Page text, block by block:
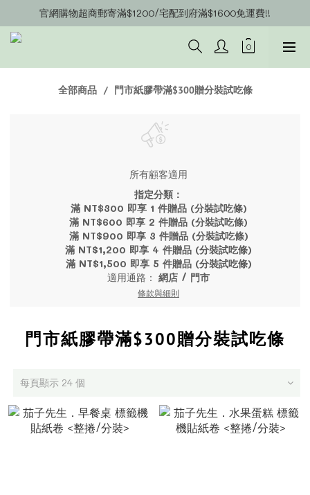
官網會員募集中~立即註冊即可獲得購物金$20!!!
官網購物超商郵寄滿$1200/宅配到府滿$1600免運費!!
官網會員募集中~立即註冊即可獲得購物金$20!!!
全部商品 門市紙膠帶滿$300贈分裝試吃條
所有顧客適用
指定分類：
滿 NT$300 即享 1 件贈品 (分裝試吃條)
滿 NT$600 即享 2 件贈品 (分裝試吃條)
滿 NT$900 即享 3 件贈品 (分裝試吃條)
滿 NT$1,200 即享 4 件贈品 (分裝試吃條)
滿 NT$1,500 即享 5 件贈品 (分裝試吃條)
適用通路： 網店 / 門市
條款與細則
門市紙膠帶滿$300贈分裝試吃條
每頁顯示 24 個